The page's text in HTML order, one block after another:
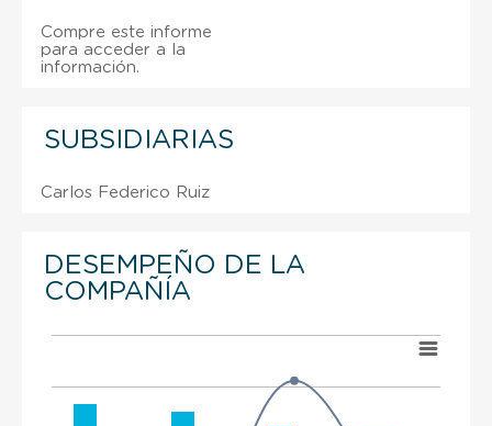
Compre este informe
para acceder a la
información.
SUBSIDIARIAS
Carlos Federico Ruiz
DESEMPEÑO DE LA
COMPAÑÍA